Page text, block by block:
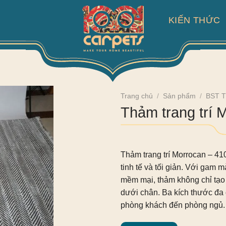
KIẾN THỨC
Trang chủ / Sản phẩm / BST
Thảm trang trí
Thảm trang trí Morrocan –
tinh tế và tối giản. Với gam
mềm mại, thảm không chỉ
dưới chân. Ba kích thước đa
phòng khách đến phòng ngủ.